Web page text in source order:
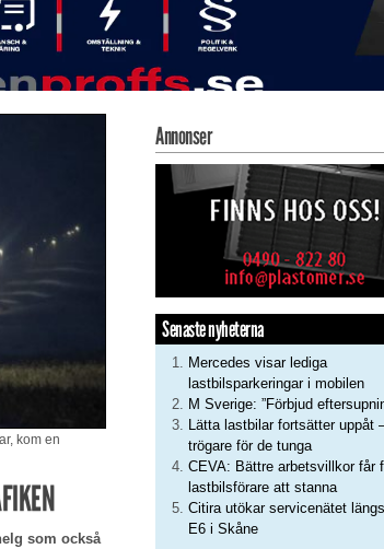
kom en
som också
Annonser
Senaste nyheterna
Mercedes visar lediga
lastbilsparkeringar i mobilen
M Sverige: ”Förbjud
Lätta lastbilar fortsätter uppåt
trögare för de tunga
CEVA: Bättre arbetsvillkor får
lastbilsförare att stanna
Citira utökar servicenätet längs
E6 i Skåne